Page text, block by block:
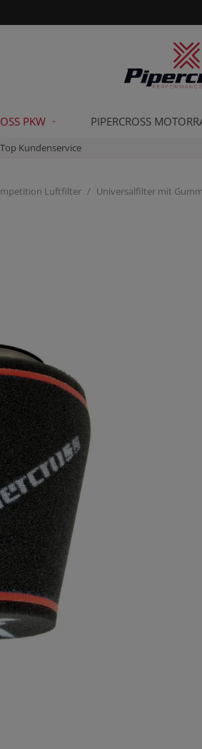
PKW PIPERCROSS
Top Kundenservice
Luftfilter Universalfilter mit